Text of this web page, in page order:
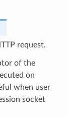
request.
of the
on
when user
socket